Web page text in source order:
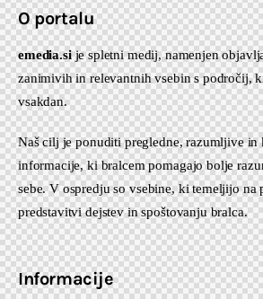
O portalu
emedia.sije spletni medij, namenjen
zanimivih in relevantnih vsebin s področij,
vsakdan.
Naš cilj je ponuditi pregledne, razumljive in
informacije, ki bralcem pomagajo bolje
sebe. V ospredju so vsebine, ki temeljijo
predstavitvi dejstev in spoštovanju bralca.
Informacije